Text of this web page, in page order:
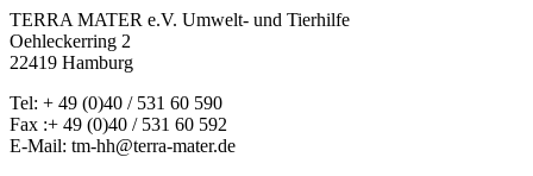
TERRA MATER e.V. Umwelt- und Tierhilfe
Oehleckerring 2
22419 Hamburg
Tel: + 49 (0)40 / 531 60 590
Fax :+ 49 (0)40 / 531 60 592
E-Mail: tm-hh@terra-mater.de